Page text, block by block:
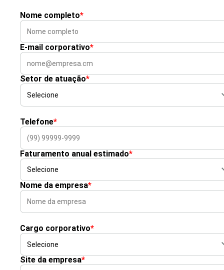
Nome completo*
E-mail corporativo*
Setor de atuação*
Telefone*
Faturamento anual estimado*
Nome da empresa*
Cargo corporativo*
Site da empresa*